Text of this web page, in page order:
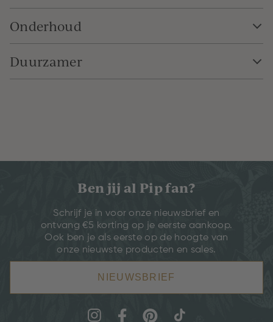
Onderhoud
Duurzamer
Ben jij al Pip fan?
Schrijf je in voor onze nieuwsbrief en
ontvang €5 korting op je eerste aankoop.
Ook ben je als eerste op de hoogte van
onze nieuwste producten en sales.
NIEUWSBRIEF